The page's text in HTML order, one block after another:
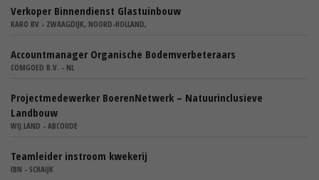
Verkoper Binnendienst Glastuinbouw
KARO BV - ZWAAGDIJK, NOORD-HOLLAND,
Accountmanager Organische Bodemverbeteraars
COMGOED B.V. - NL
Projectmedewerker BoerenNetwerk – Natuurinclusieve
Landbouw
WIJ.LAND - ABCOUDE
Teamleider instroom kwekerij
IBN - SCHAIJK